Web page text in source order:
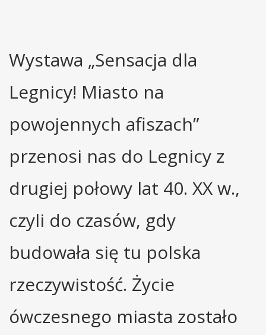
Wystawa „Sensacja dla
Legnicy! Miasto na
powojennych afiszach”
przenosi nas do Legnicy z
drugiej połowy lat 40. XX w.,
czyli do czasów, gdy
budowała się tu polska
rzeczywistość. Życie
ówczesnego miasta zostało